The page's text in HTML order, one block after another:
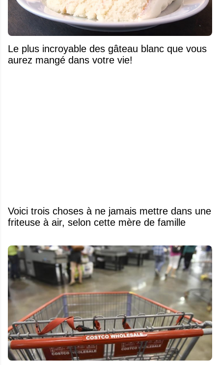
Le plus incroyable des gâteau blanc que vous
aurez mangé dans votre vie!
Voici trois choses à ne jamais mettre dans une
friteuse à air, selon cette mère de famille